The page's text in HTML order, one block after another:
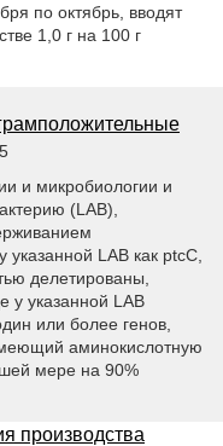
по октябрь, вводят
1,0 г на 100 г
и микробиологии и
(LAB),
указанной LAB как ptcC,
делетированы,
у указанной LAB
или более генов,
аминокислотную
мере на 90%
производства